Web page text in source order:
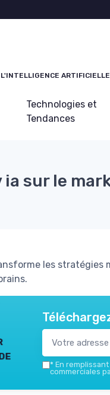
ARTIFICIELLE
Technologies et
Tendances
sur le
les
* En
commerciales